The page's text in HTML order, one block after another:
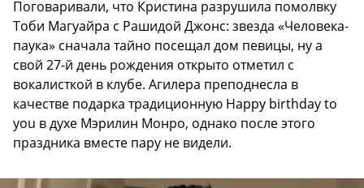
Поговаривали, что Кристина разрушила помолвку
Тоби Магуайра с Рашидой Джонс: звезда «Человека-
паука» сначала тайно посещал дом певицы, ну а
свой 27-й день рождения открыто отметил с
вокалисткой в клубе. Агилера преподнесла в
качестве подарка традиционную Happy birthday to
you в духе Мэрилин Монро, однако после этого
праздника вместе пару не видели.